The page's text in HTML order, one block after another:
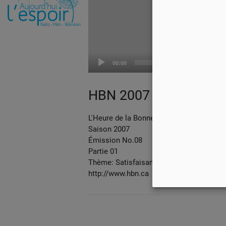
00:00
HBN 2007 EP08
L'Heure de la Bonne Nouvelle
Saison 2007
Émission No.08
Partie 01
Thème: Satisfaisante
http://www.hbn.ca